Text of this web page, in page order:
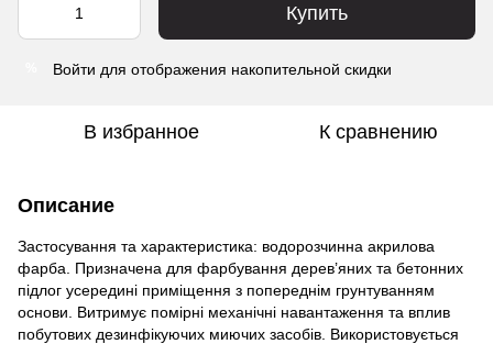
Купить
Войти для отображения накопительной скидки
В избранное К сравнению
Описание
Застосування та характеристика: водорозчинна акрилова
фарба. Призначена для фарбування дерев’яних та бетонних
підлог усередині приміщення з попереднім грунтуванням
основи. Витримує помірні механічні навантаження та вплив
побутових дезинфікуючих миючих засобів. Використовується